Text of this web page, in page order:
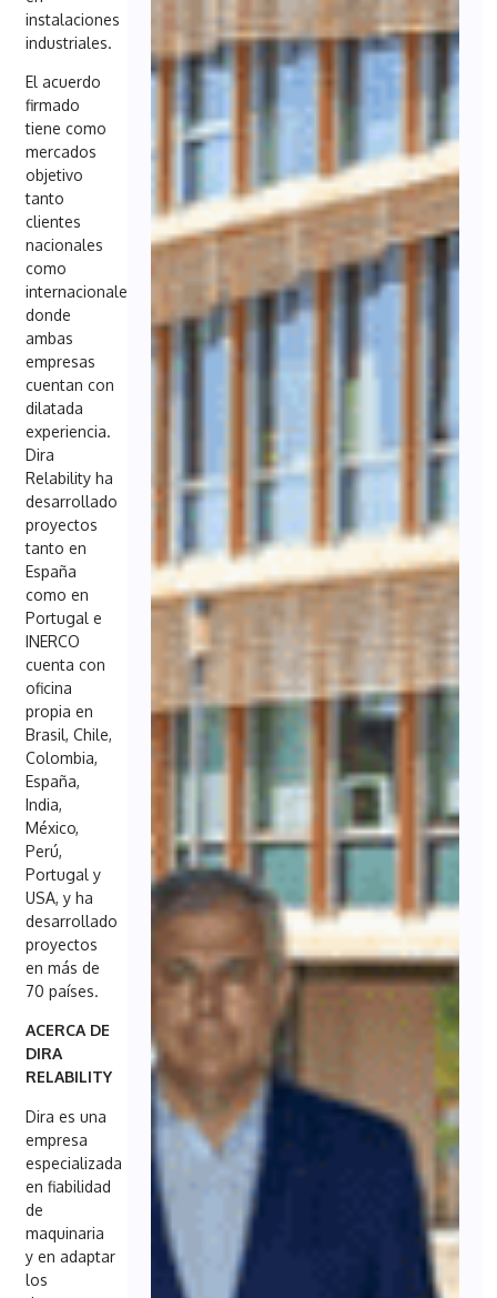
instalaciones
industriales.
El acuerdo
firmado
tiene como
mercados
objetivo
tanto
clientes
nacionales
como
internacionales,
donde
ambas
empresas
cuentan con
dilatada
experiencia.
Dira
Relability ha
desarrollado
proyectos
tanto en
España
como en
Portugal e
INERCO
cuenta con
oficina
propia en
Brasil, Chile,
Colombia,
España,
India,
México,
Perú,
Portugal y
USA, y ha
desarrollado
proyectos
en más de
70 países.
ACERCA DE
DIRA
RELABILITY
Dira es una
empresa
especializada
en fiabilidad
de
maquinaria
y en adaptar
los